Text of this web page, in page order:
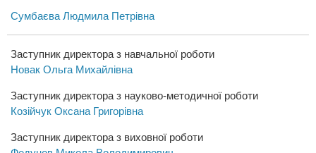
Сумбаєва Людмила Петрівна
Заступник директора з навчальної роботи
Новак Ольга Михайлівна
Заступник директора з науково-методичної роботи
Козійчук Оксана Григорівна
Заступник директора з виховної роботи